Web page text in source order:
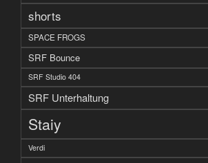
shorts
SPACE FROGS
SRF Bounce
SRF Studio 404
SRF Unterhaltung
Staiy
Verdi